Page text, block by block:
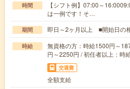
時間
【シフト例】07:00～
は一例です！そ…
期間 即日～2ヶ月以上 ■開始日の
時給
無資格の方：時給1500円～
円～2250円 / 初任者以上：時
交通費
全額支給